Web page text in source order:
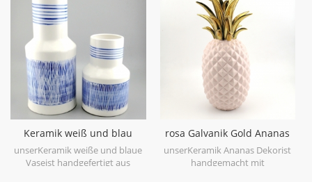
assorted,very nice fit with your
modern furniture.
gefertigt, bekommen mehr
Frühlingsstimmung versuchen
Sie dieslindgrüne Keramikvase.
Keramik weiß und blau
Tischvase Hand malen
unserKeramik weiße und blaue
Vaseist handgefertigt aus
rosa Galvanik Gold Ananas
Figur Haus Deko
unserKeramik Ananas Dekorist
handgemacht mit